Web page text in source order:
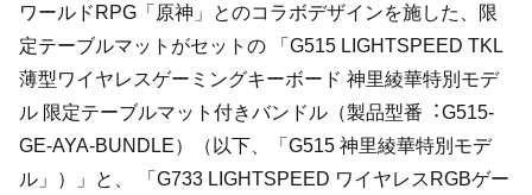
ワールドRPG「原神」とのコラボデザインを施した、限
定テーブルマットがセットの 「G515 LIGHTSPEED TKL
薄型ワイヤレスゲーミングキーボード 神⾥綾華特別モデ
ル 限定テーブルマット付きバンドル（製品型番︓G515-
GE-AYA-BUNDLE）（以下、「G515 神⾥綾華特別モデ
ル」）」と、 「G733 LIGHTSPEED ワイヤレスRGBゲー